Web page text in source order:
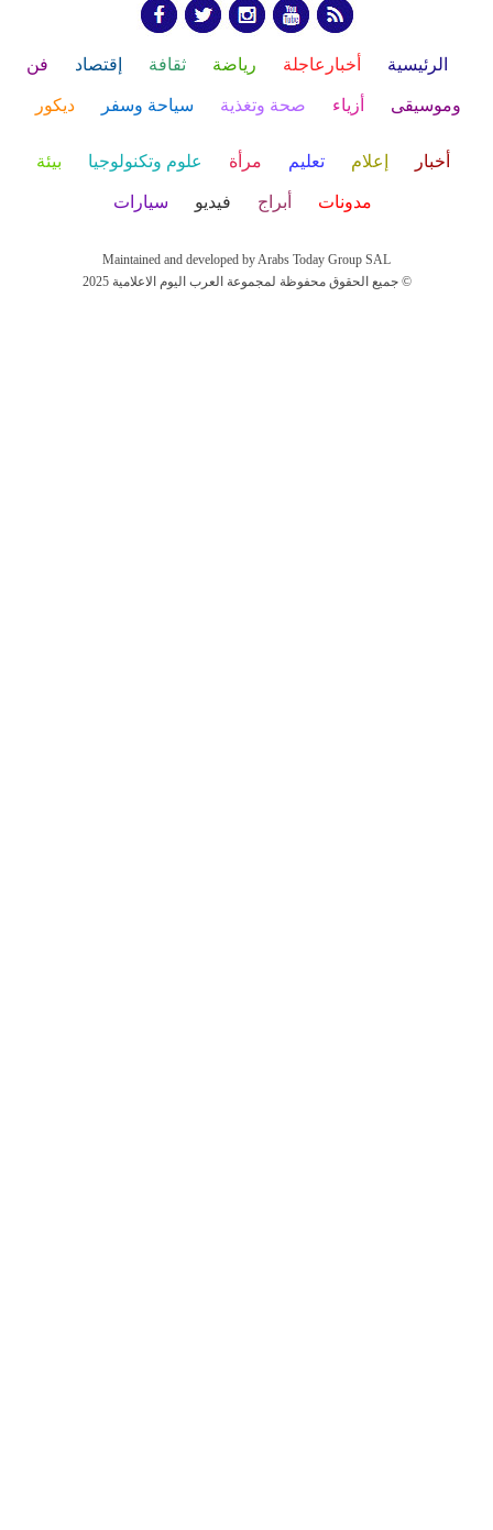
الرئيسية أخبارعاجلة رياضة ثقافة إقتصاد فن
وموسيقى أزياء صحة وتغذية سياحة وسفر ديكور
أخبار إعلام تعليم مرأة علوم وتكنولوجيا بيئة
مدونات أبراج فيديو سيارات
Maintained and developed by Arabs Today Group SAL
جميع الحقوق محفوظة لمجموعة العرب اليوم الاعلامية 2025 ©